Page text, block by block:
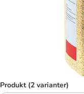
Produkt (2 varianter)